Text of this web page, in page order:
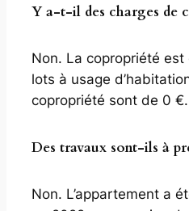
Y a-t-il des charges de
Non. La copropriété
lots à usage
copropriété sont de 0 €.
Des travaux sont-ils à
Non. L’appartement a